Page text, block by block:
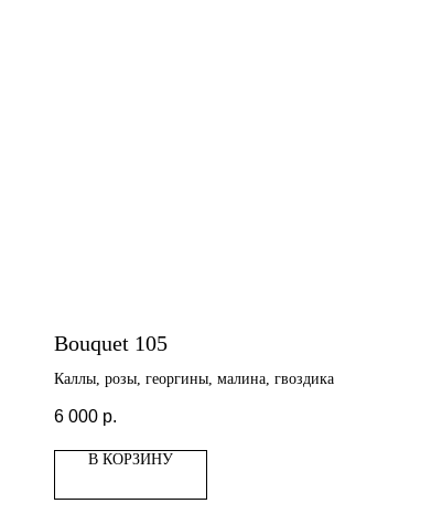
Bouquet 105
Каллы, розы, георгины, малина, гвоздика
6 000 р.
В КОРЗИНУ